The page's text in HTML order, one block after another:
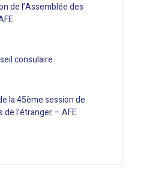
de l’Assemblée des
consulaire
la 45ème session de
de l’étranger – AFE